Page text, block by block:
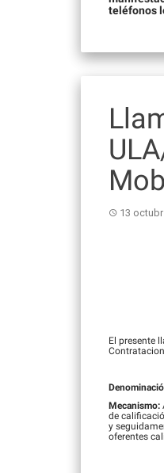
teléfonos
13
El presente
Mecanismo:
de
y
oferentes